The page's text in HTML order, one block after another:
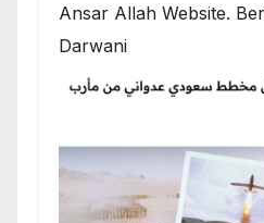
Ansar Allah Website.
Darwani